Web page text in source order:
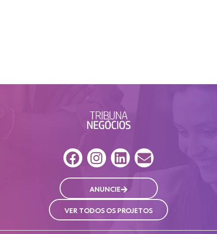
ANUNCIE
VER TODOS OS PROJETOS